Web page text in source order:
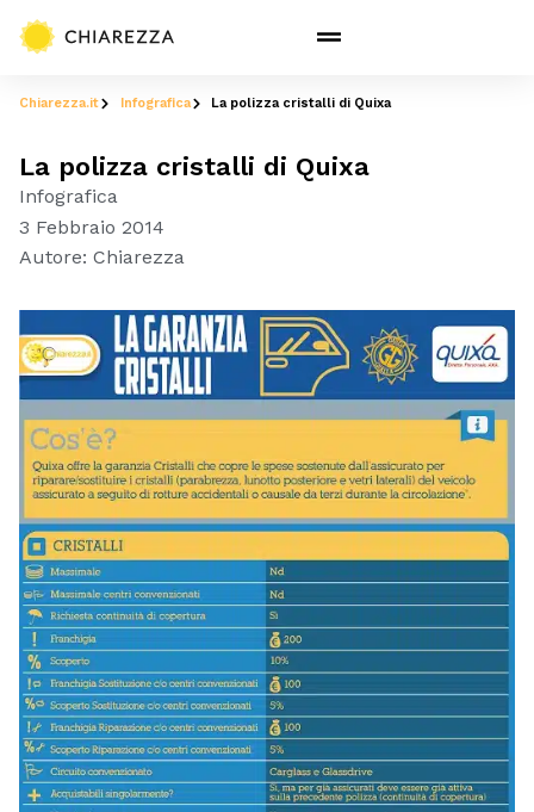
Chiarezza.it Infografica La polizza cristalli di Quixa
La polizza cristalli di Quixa
Infografica
3 Febbraio 2014
Autore: Chiarezza